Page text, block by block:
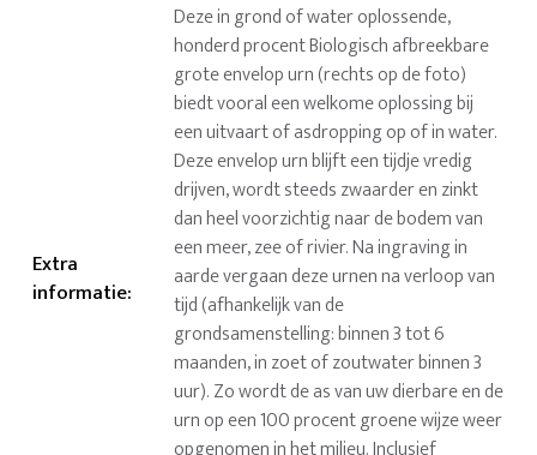
Extra
informatie:
Deze in grond of water oplossende,
honderd procent Biologisch afbreekbare
grote envelop urn (rechts op de foto)
biedt vooral een welkome oplossing bij
een uitvaart of asdropping op of in water.
Deze envelop urn blijft een tijdje vredig
drijven, wordt steeds zwaarder en zinkt
dan heel voorzichtig naar de bodem van
een meer, zee of rivier. Na ingraving in
aarde vergaan deze urnen na verloop van
tijd (afhankelijk van de
grondsamenstelling: binnen 3 tot 6
maanden, in zoet of zoutwater binnen 3
uur). Zo wordt de as van uw dierbare en de
urn op een 100 procent groene wijze weer